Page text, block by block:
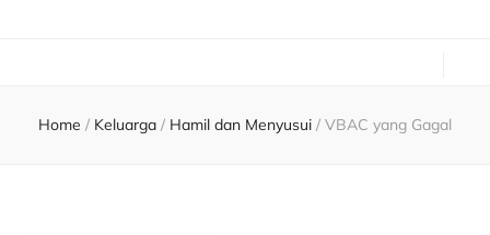
Home / Keluarga / Hamil dan Menyusui / VBAC yang Gagal